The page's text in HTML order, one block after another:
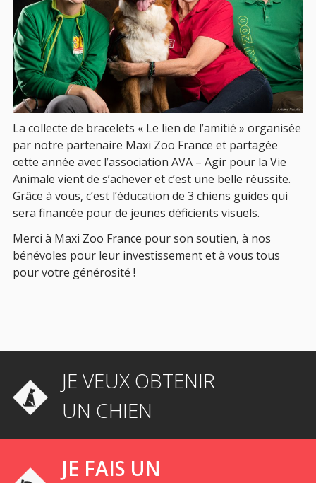
La collecte de bracelets « Le lien de l’amitié » organisée
par notre partenaire Maxi Zoo France et partagée
cette année avec l’association AVA – Agir pour la Vie
Animale vient de s’achever et c’est une belle réussite.
Grâce à vous, c’est l’éducation de 3 chiens guides qui
sera financée pour de jeunes déficients visuels.
Merci à Maxi Zoo France pour son soutien, à nos
bénévoles pour leur investissement et à vous tous
pour votre générosité !
JE VEUX OBTENIR
UN CHIEN
JE FAIS UN